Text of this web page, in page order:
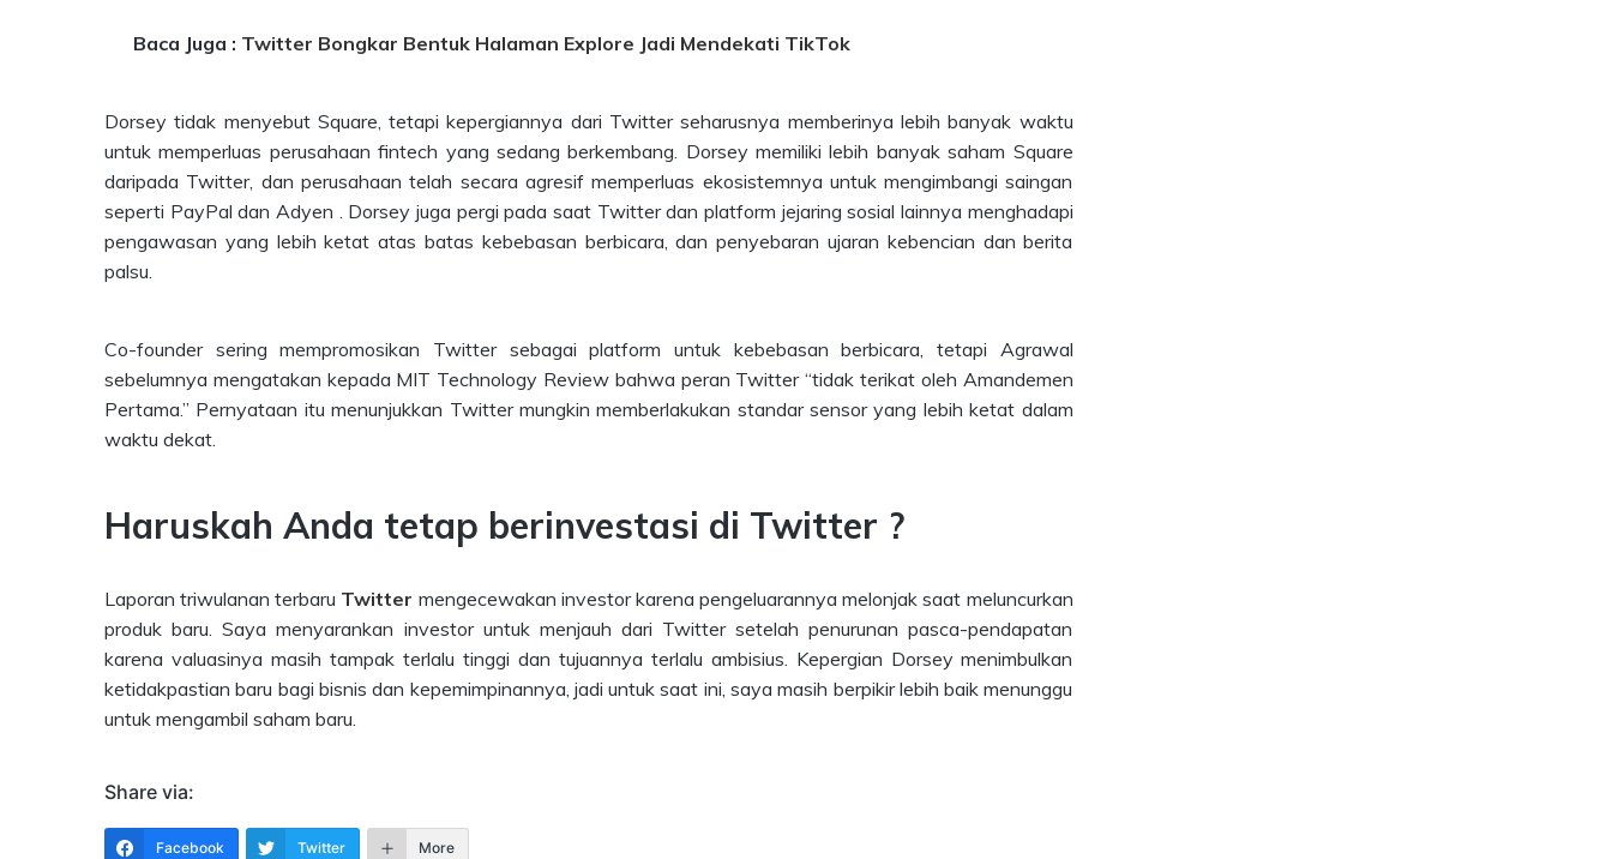
Baca Juga : Twitter Bongkar Bentuk Halaman Explore Jadi Mendekati TikTok
Dorsey tidak menyebut Square, tetapi kepergiannya dari Twitter seharusnya memberinya lebih banyak waktu
untuk memperluas perusahaan fintech yang sedang berkembang. Dorsey memiliki lebih banyak saham Square
daripada Twitter, dan perusahaan telah secara agresif memperluas ekosistemnya untuk mengimbangi saingan
seperti PayPal dan Adyen . Dorsey juga pergi pada saat Twitter dan platform jejaring sosial lainnya menghadapi
pengawasan yang lebih ketat atas batas kebebasan berbicara, dan penyebaran ujaran kebencian dan berita
palsu.
Co-founder sering mempromosikan Twitter sebagai platform untuk kebebasan berbicara, tetapi Agrawal
sebelumnya mengatakan kepada MIT Technology Review bahwa peran Twitter “tidak terikat oleh Amandemen
Pertama.” Pernyataan itu menunjukkan Twitter mungkin memberlakukan standar sensor yang lebih ketat dalam
waktu dekat.
Haruskah Anda tetap berinvestasi di Twitter ?
Laporan triwulanan terbaru Twitter mengecewakan investor karena pengeluarannya melonjak saat meluncurkan
produk baru. Saya menyarankan investor untuk menjauh dari Twitter setelah penurunan pasca-pendapatan
karena valuasinya masih tampak terlalu tinggi dan tujuannya terlalu ambisius. Kepergian Dorsey menimbulkan
ketidakpastian baru bagi bisnis dan kepemimpinannya, jadi untuk saat ini, saya masih berpikir lebih baik menunggu
untuk mengambil saham baru.
Share via:
Facebook Twitter More